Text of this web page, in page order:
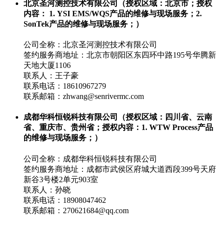
北京圣河测控技术有限公司（授权区域：北京市；授权
内容： 1. YSI EMS/WQS产品的维修与现场服务；2.
SonTek产品的维修与现场服务；）
公司全称：北京圣河测控技术有限公司
签约服务商地址：北京市朝阳区东四环中路195号华腾新
天地大厦1106
联系人：王子豪
联系电话：18610967279
联系邮箱：zhwang@senrivermc.com
成都华科恒锐科技有限公司（授权区域：四川省、云南
省、重庆市、贵州省；授权内容：1. WTW Process产品
的维修与现场服务；）
公司全称：成都华科恒锐科技有限公司
签约服务商地址：成都市武侯区府城大道西段399号天府
新谷3号楼2单元903室
联系人：孙晓
联系电话：18908047462
联系邮箱：270621684@qq.com